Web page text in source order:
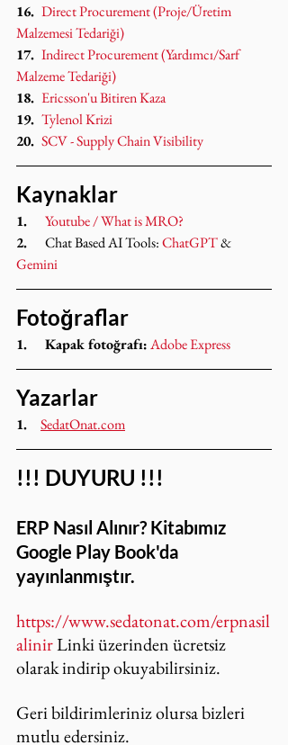
16. Direct Procurement (Proje/Üretim
Malzemesi Tedariği)
17. Indirect Procurement (Yardımcı/Sarf
Malzeme Tedariği)
18. Ericsson'u Bitiren Kaza
19. Tylenol Krizi
20. SCV - Supply Chain Visibility
Kaynaklar
1. Youtube / What is MRO?
2. Chat Based AI Tools: ChatGPT &
Gemini
Fotoğraflar
1.     Kapak fotoğrafı:Adobe Express
Yazarlar
1. SedatOnat.com
!!! DUYURU !!!
ERP Nasıl Alınır? Kitabımız
Google Play Book'da
yayınlanmıştır.
https://www.sedatonat.com/erpnasil
alinir Linki üzerinden ücretsiz
olarak indirip okuyabilirsiniz.
Geri bildirimleriniz olursa bizleri
mutlu edersiniz.